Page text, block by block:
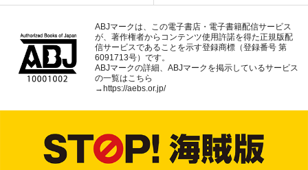
ABJマークは、この電子書店・電子書籍配信サービス
が、著作権者からコンテンツ使用許諾を得た正規版配
信サービスであることを示す登録商標（登録番号 第
6091713号）です。
ABJマークの詳細、ABJマークを掲示しているサービス
の一覧はこちら
→ https://aebs.or.jp/